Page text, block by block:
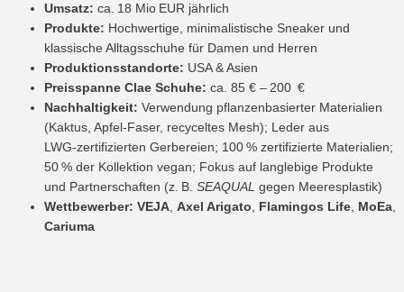
Umsatz: ca. 18 Mio EUR jährlich
Produkte: Hochwertige, minimalistische Sneaker und
klassische Alltagsschuhe für Damen und Herren
Produktionsstandorte: USA & Asien
Preisspanne Clae Schuhe: ca. 85 € – 200 €
Nachhaltigkeit: Verwendung pflanzenbasierter Materialien
(Kaktus, Apfel‑Faser, recyceltes Mesh); Leder aus
LWG‑zertifizierten Gerbereien; 100 % zertifizierte Materialien;
50 % der Kollektion vegan; Fokus auf langlebige Produkte
und Partnerschaften (z. B. SEAQUAL gegen Meeresplastik)
Wettbewerber: VEJA, Axel Arigato, Flamingos Life, MoEa,
Cariuma